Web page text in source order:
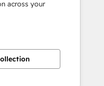
across your